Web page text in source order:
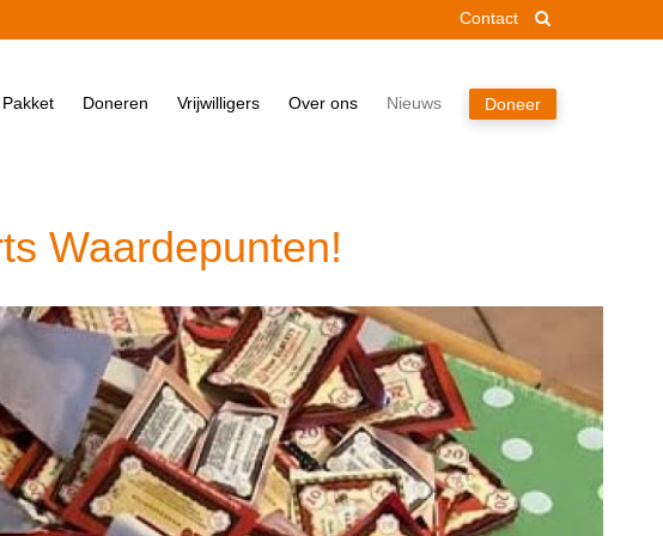
Contact
Pakket Doneren Vrijwilligers Over ons Nieuws Doneer
Waardepunten!
Nieuws
Doneer
Contact
Zoek